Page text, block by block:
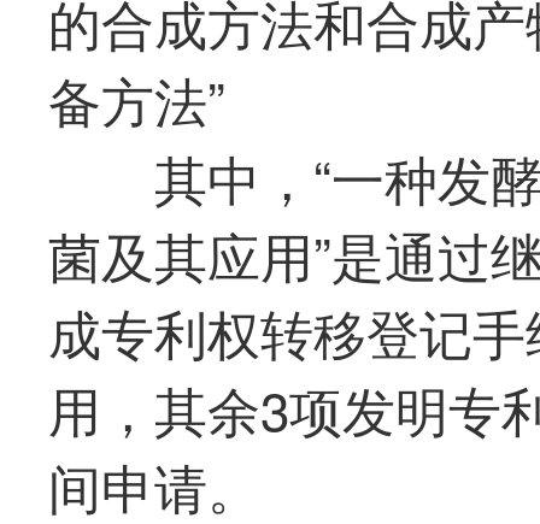
的合成方法和合成
备方法”
其中，“一种发
菌及其应用”是通过
成专利权转移登记
用，其余3项发明专
间申请。